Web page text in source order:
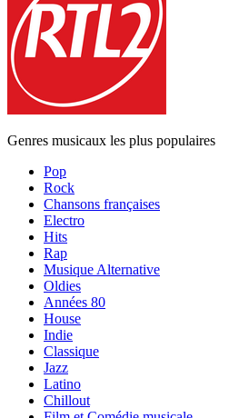
Genres musicaux les plus populaires
Pop
Rock
Chansons françaises
Electro
Hits
Rap
Musique Alternative
Oldies
Années 80
House
Indie
Classique
Jazz
Latino
Chillout